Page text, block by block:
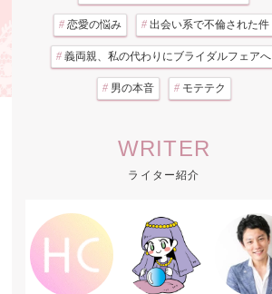
# 恋愛の悩み # 出会い系で不倫された件
# 義両親、私の代わりにブライダルフェアへ
# 男の本音 # モテテク
WRITER
ライター紹介